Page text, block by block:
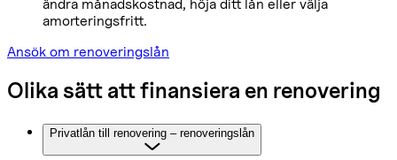
ändra månadskostnad, höja ditt lån eller välja
amorteringsfritt.
Ansök om renoveringslån
Olika sätt att finansiera en renovering
Privatlån till renovering – renoveringslån